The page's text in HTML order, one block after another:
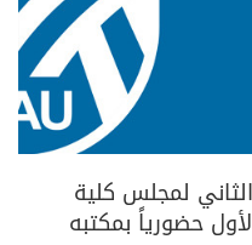
لمجلس كلية
العليا للعام 2026 والأول حضورياً بمكتبه